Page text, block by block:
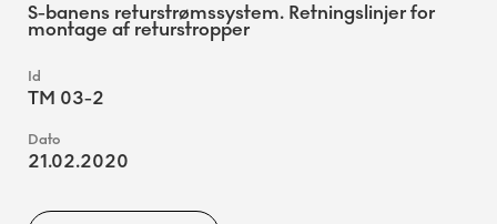
S-banens returstrømssystem. Retningslinjer for
montage af returstropper
TM 03-2
21.02.2020